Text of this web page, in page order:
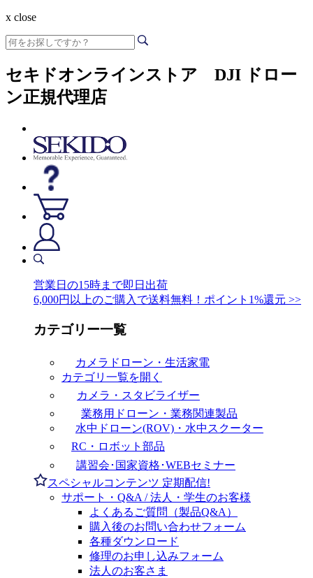
x close
セキドオンラインストア DJI ドロー
ン正規代理店
営業日の15時まで即日出荷
6,000円以上のご購入で送料無料！ポイント1%還元 >>
カテゴリー一覧
カメラドローン・生活家電
カテゴリ一覧を開く
カメラ・スタビライザー
業務用ドローン・業務関連製品
水中ドローン(ROV)・水中スクーター
RC・ロボット部品
講習会･国家資格･WEBセミナー
スペシャルコンテンツ 定期配信!
サポート・Q&A / 法人・学生のお客様
よくあるご質問（製品Q&A）
購入後のお問い合わせフォーム
各種ダウンロード
修理のお申し込みフォーム
法人のお客さま